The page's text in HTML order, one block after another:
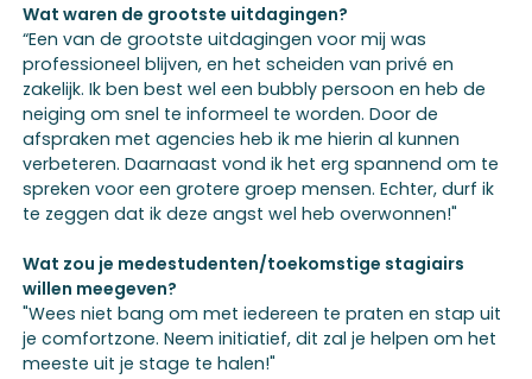
Wat waren de grootste uitdagingen?
“Een van de grootste uitdagingen voor mij was
professioneel blijven, en het scheiden van privé en
zakelijk. Ik ben best wel een bubbly persoon en heb de
neiging om snel te informeel te worden. Door de
afspraken met agencies heb ik me hierin al kunnen
verbeteren. Daarnaast vond ik het erg spannend om te
spreken voor een grotere groep mensen. Echter, durf ik
te zeggen dat ik deze angst wel heb overwonnen!"
Wat zou je medestudenten/toekomstige stagiairs
willen meegeven?
"Wees niet bang om met iedereen te praten en stap uit
je comfortzone. Neem initiatief, dit zal je helpen om het
meeste uit je stage te halen!"